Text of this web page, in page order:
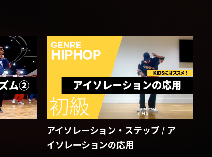
アイソレーション・ステップ / ア
イソレーションの応用